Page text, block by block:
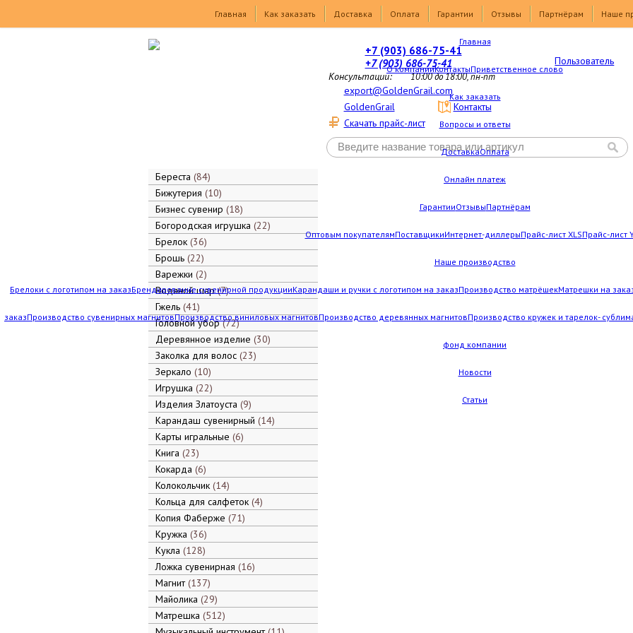
Главная
Как заказать Доставка Оплата Гарантии Отзывы Партнёрам Наше
Главная
О компанииКонтактыПриветственное слово
Как заказать
Вопросы и ответы
ДоставкаОплата
Онлайн платеж
ГарантииОтзывыПартнёрам
Оптовым покупателямПоставщикиИнтернет-диллерыПрайс-лист XLSПрайс-лист
Наше производство
Брелоки с логотипом на заказБрендирование сувенирной продукцииКарандаши и ручки с логотипом на заказПроизводство матрёшекМатрешки на
заказПроизводство сувенирных магнитовПроизводство виниловых магнитовПроизводство деревянных магнитовПроизводство кружек и тарелок-
фонд компании
Новости
Статьи
+7 (903) 686-75-41
+7 (903) 686-75-41
Консультации: 10:00 до 18:00, пн-пт
export@GoldenGrail.com
GoldenGrail
Скачать прайс-лист
Контакты
Пользователь
Береста 84
Бижутерия 10
Бизнес сувенир 18
Богородская игрушка 22
Брелок 36
Брошь 22
Варежки 2
Водяной шар 7
Гжель 41
Головной убор 72
Деревянное изделие 30
Заколка для волос 23
Зеркало 10
Игрушка 22
Изделия Златоуста 9
Карандаш сувенирный 14
Карты игральные 6
Книга 23
Кокарда 6
Колокольчик 14
Кольца для салфеток 4
Копия Фаберже 71
Кружка 36
Кукла 128
Ложка сувенирная 16
Магнит 137
Майолика 29
Матрешка 512